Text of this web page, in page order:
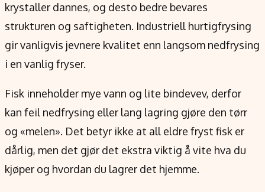
krystaller dannes, og desto bedre bevares
strukturen og saftigheten. Industriell hurtigfrysing
gir vanligvis jevnere kvalitet enn langsom nedfrysing
i en vanlig fryser.
Fisk inneholder mye vann og lite bindevev, derfor
kan feil nedfrysing eller lang lagring gjøre den tørr
og «melen». Det betyr ikke at all eldre fryst fisk er
dårlig, men det gjør det ekstra viktig å vite hva du
kjøper og hvordan du lagrer det hjemme.